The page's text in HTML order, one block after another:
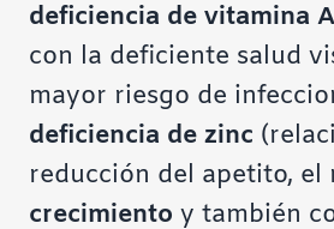
deficiencia de vitamina A
con la deficiente salud
mayor riesgo de
deficiencia de zinc
reducción del apetito, el
crecimiento y también